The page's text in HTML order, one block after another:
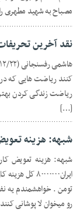
مصباح به شهید مطهری
نقد آخرین
کنند ریاضت‌ هایی که
ریاضت زندگی کردن
[…]
شبهه: هزینه
تومن . خواهشمندم یه
رو میخوان لا پوشانی